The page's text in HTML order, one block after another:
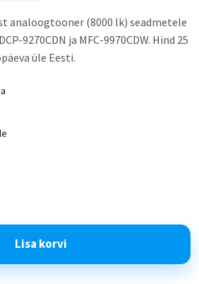
analoogtooner (8000 lk) seadmetele
9270CDN ja MFC-9970CDW. Hind 25
üle Eesti.
Lisa korvi